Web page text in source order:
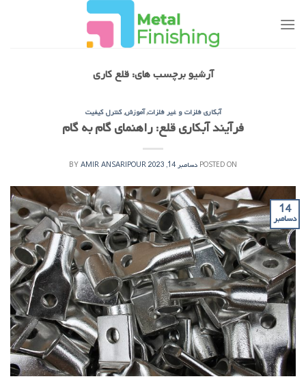
آرشیو برچسب های:قلع کاری
آبکاری فلزات و غیر فلزات,آموزش ,کنترل کیفیت
فرآیند آبکاری قلع: راهنمای گام به گام
POSTED ON دسامبر 14, 2023 BYAMIR ANSARIPOUR
14
دسامبر